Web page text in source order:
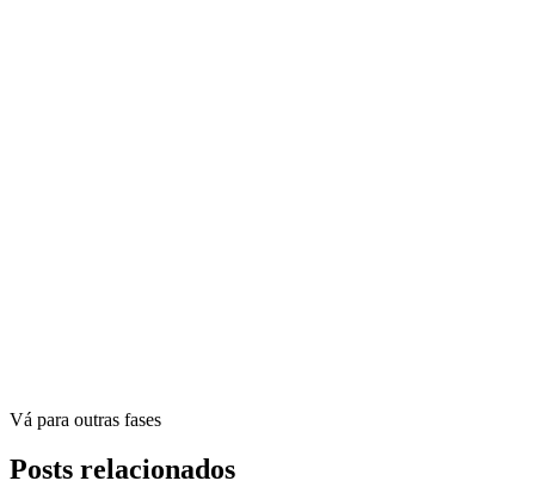
Vá para outras fases
Posts relacionados